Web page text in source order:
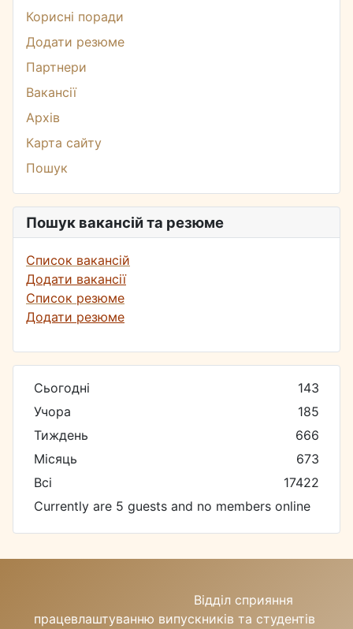
Корисні поради
Додати резюме
Партнери
Вакансії
Архів
Карта сайту
Пошук
Пошук вакансій та резюме
Список вакансій
Додати вакансії
Список резюме
Додати резюме
Сьогодні
143
Учора
185
Тиждень
666
Місяць
673
Всі
17422
Currently are 5 guests and no members online
Відділ сприяння
працевлаштуванню випускників та студентів